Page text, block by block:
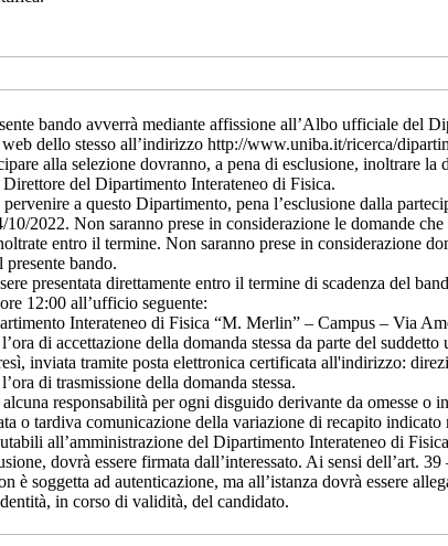
bando avverrà mediante affissione all’Albo ufficiale del
dello stesso all’indirizzo http://www.uniba.it/ricerca/
alla selezione dovranno, a pena di esclusione, inoltrare
del Dipartimento Interateneo di Fisica.
a questo Dipartimento, pena l’esclusione dalla
2022. Non saranno prese in considerazione le domande
entro il termine. Non saranno prese in considerazione
bando.
presentata direttamente entro il termine di scadenza del
12:00 all’ufficio seguente:
Interateneo di Fisica “M. Merlin” – Campus – Via
di accettazione della domanda stessa da parte del suddetto
inviata tramite posta elettronica certificata all'indirizzo:
di trasmissione della domanda stessa.
responsabilità per ogni disguido derivante da omesse o
o tardiva comunicazione della variazione di recapito
all’amministrazione del Dipartimento Interateneo di
dovrà essere firmata dall’interessato. Ai sensi dell’art.
è soggetta ad autenticazione, ma all’istanza dovrà essere
in corso di validità, del candidato.